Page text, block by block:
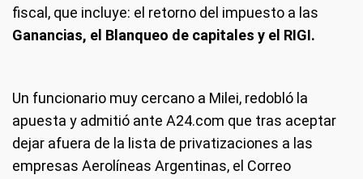
fiscal, que incluye: el retorno del impuesto a las
Ganancias, el Blanqueo de capitales y el RIGI.
Un funcionario muy cercano a Milei, redobló la
apuesta y admitió ante A24.com que tras aceptar
dejar afuera de la lista de privatizaciones a las
empresas Aerolíneas Argentinas, el Correo